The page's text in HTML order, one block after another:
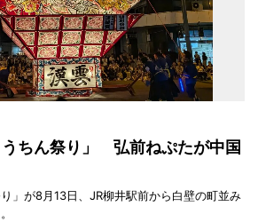
ちん祭り」 弘前ねぷたが中国
」が8月13日、JR柳井駅前から白壁の町並み